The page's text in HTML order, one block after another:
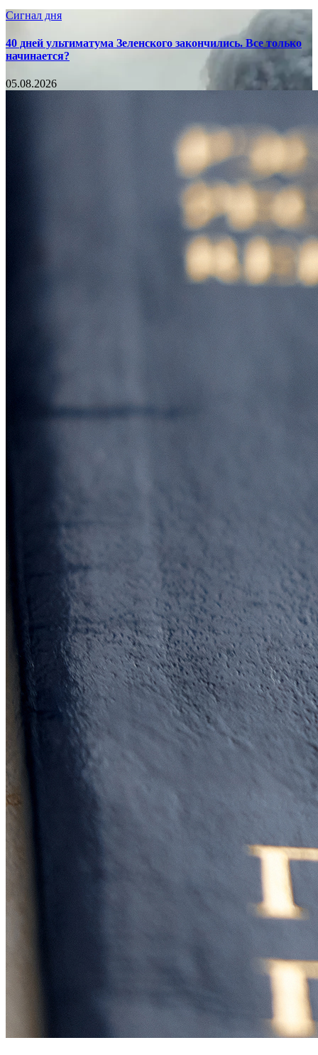
Сигнал дня
40 дней ультиматума Зеленского закончились. Все только
начинается?
05.08.2026